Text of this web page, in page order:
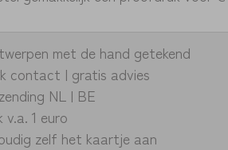
met de hand getekend
contact | gratis advies
NL | BE
1 euro
zelf het kaartje aan